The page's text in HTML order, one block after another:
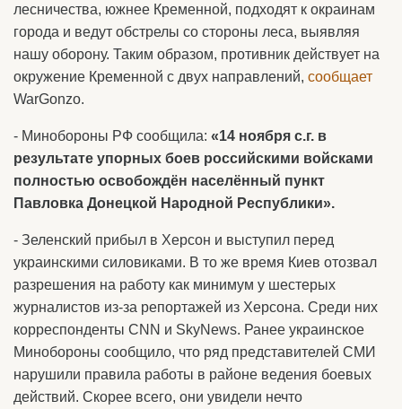
лесничества, южнее Кременной, подходят к окраинам
города и ведут обстрелы со стороны леса, выявляя
нашу оборону. Таким образом, противник действует на
окружение Кременной с двух направлений, сообщает
WarGonzo.
- Минобороны РФ сообщила: «14 ноября с.г. в
результате упорных боев российскими войсками
полностью освобождён населённый пункт
Павловка Донецкой Народной Республики».
- Зеленский прибыл в Херсон и выступил перед
украинскими силовиками. В то же время Киев отозвал
разрешения на работу как минимум у шестерых
журналистов из-за репортажей из Херсона. Среди них
корреспонденты CNN и SkyNews. Ранее украинское
Минобороны сообщило, что ряд представителей СМИ
нарушили правила работы в районе ведения боевых
действий. Скорее всего, они увидели нечто